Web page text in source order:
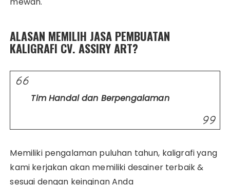
ALASAN MEMILIH JASA PEMBUATAN
KALIGRAFI CV. ASSIRY ART?
Tim Handal dan Berpengalaman
Memiliki pengalaman puluhan tahun, kaligrafi yang
kami kerjakan akan memiliki desainer terbaik &
sesuai dengan keinginan Anda